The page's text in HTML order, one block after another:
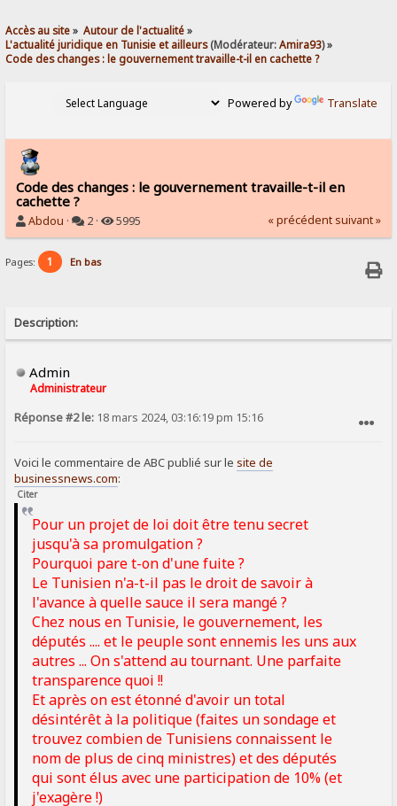
Accès au site» Autour de l'actualité»
L'actualité juridique en Tunisie et ailleurs(Modérateur:Amira93) »
Code des changes : le gouvernement travaille-t-il en cachette ?
Powered by Translate
Code des changes : le gouvernement travaille-t-il en
cachette ?
Abdou · 2 · 5995 « précédent suivant »
Pages: 1 En bas
Description:
Admin
Administrateur
Réponse #2 le: 18 mars 2024, 03:16:19 pm 15:16
Voici le commentaire de ABC publié sur lesite de
businessnews.com:
Citer
Pour un projet de loi doit être tenu secret
jusqu'à sa promulgation ?
Pourquoi pare t-on d'une fuite ?
Le Tunisien n'a-t-il pas le droit de savoir à
l'avance à quelle sauce il sera mangé ?
Chez nous en Tunisie, le gouvernement, les
députés .... et le peuple sont ennemis les uns aux
autres ... On s'attend au tournant. Une parfaite
transparence quoi !!
Et après on est étonné d'avoir un total
désintérêt à la politique (faites un sondage et
trouvez combien de Tunisiens connaissent le
nom de plus de cinq ministres) et des députés
qui sont élus avec une participation de 10% (et
j'exagère !)